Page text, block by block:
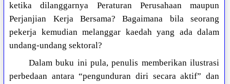
ketika dilanggarnya Peraturan Perusahaan maupun
Perjanjian Kerja Bersama? Bagaimana bila seorang
pekerja kemudian melanggar kaedah yang ada dalam
undang-undang sektoral?
Dalam buku ini pula, penulis memberikan ilustrasi
perbedaan antara “pengunduran diri secara aktif” dan